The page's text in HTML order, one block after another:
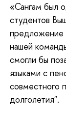
«Сангам был
студентов
предложение
нашей
смогли бы
языками с
совместного
долголетия".